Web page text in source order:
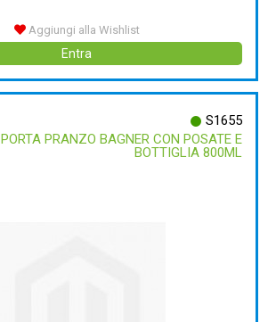
Aggiungi alla Wishlist
Entra
S1655
PORTA PRANZO BAGNER CON POSATE E
BOTTIGLIA 800ML